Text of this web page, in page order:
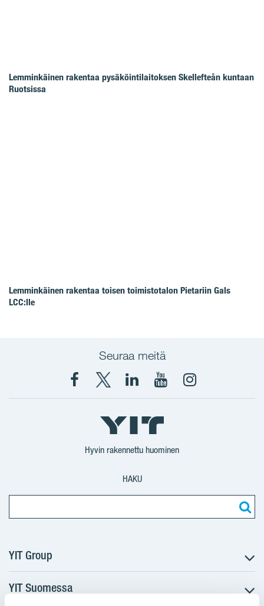
Lemminkäinen rakentaa pysäköintilaitoksen Skellefteån kuntaan
Ruotsissa
Lemminkäinen rakentaa toisen toimistotalon Pietariin Gals
LCC:lle
Seuraa meitä
Facebook
X
YIT
Suomi
YIT
Corporation
YIT
Corporation
Instagram
Hyvin rakennettu huominen
HAKU
YIT Group
Tietoa YIT:stä
YIT Suomessa